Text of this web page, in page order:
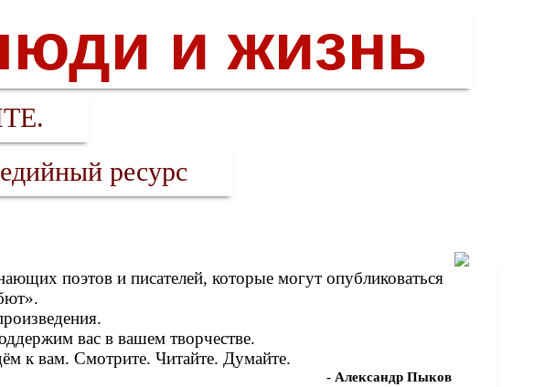
и жизнь
ресурс
поэтов и писателей, которые могут опубликоваться
вас в вашем творчестве.
к вам. Смотрите. Читайте. Думайте.
- Александр Пыков